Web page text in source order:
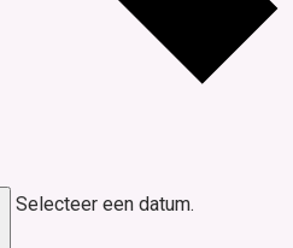
Selecteer een datum.